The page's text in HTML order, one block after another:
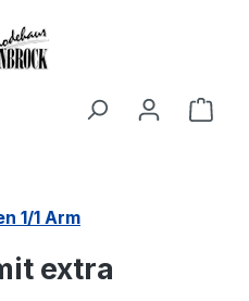
1/1 Arm
extra